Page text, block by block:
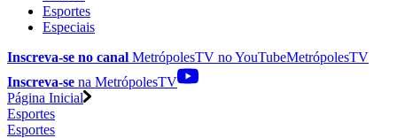
Esportes
Especiais
Inscreva-se no canal MetrópolesTV noYouTubeMetrópolesTV
Inscreva-se na MetrópolesTV
Página Inicial
Esportes
Esportes